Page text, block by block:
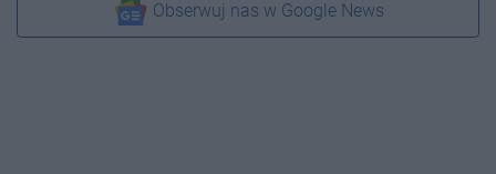
Obserwuj nas w Google News